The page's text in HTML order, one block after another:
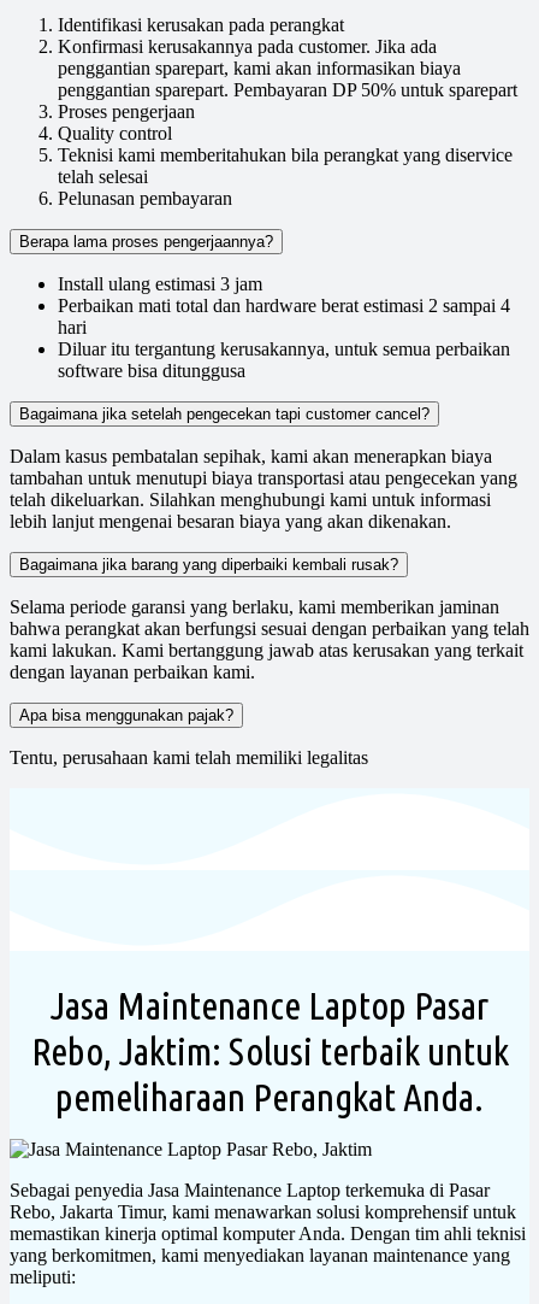
Identifikasi kerusakan pada perangkat
Konfirmasi kerusakannya pada customer. Jika ada
penggantian sparepart, kami akan informasikan biaya
penggantian sparepart. Pembayaran DP 50% untuk sparepart
Proses pengerjaan
Quality control
Teknisi kami memberitahukan bila perangkat yang diservice
telah selesai
Pelunasan pembayaran
Berapa lama proses pengerjaannya?
Install ulang estimasi 3 jam
Perbaikan mati total dan hardware berat estimasi 2 sampai 4
hari
Diluar itu tergantung kerusakannya, untuk semua perbaikan
software bisa ditunggusa
Bagaimana jika setelah pengecekan tapi customer cancel?
Dalam kasus pembatalan sepihak, kami akan menerapkan biaya
tambahan untuk menutupi biaya transportasi atau pengecekan yang
telah dikeluarkan. Silahkan menghubungi kami untuk informasi
lebih lanjut mengenai besaran biaya yang akan dikenakan.
Bagaimana jika barang yang diperbaiki kembali rusak?
Selama periode garansi yang berlaku, kami memberikan jaminan
bahwa perangkat akan berfungsi sesuai dengan perbaikan yang telah
kami lakukan. Kami bertanggung jawab atas kerusakan yang terkait
dengan layanan perbaikan kami.
Apa bisa menggunakan pajak?
Tentu, perusahaan kami telah memiliki legalitas
Jasa Maintenance Laptop Pasar
Rebo, Jaktim: Solusi terbaik untuk
pemeliharaan Perangkat Anda.
Sebagai penyedia Jasa Maintenance Laptop terkemuka di Pasar
Rebo, Jakarta Timur, kami menawarkan solusi komprehensif untuk
memastikan kinerja optimal komputer Anda. Dengan tim ahli teknisi
yang berkomitmen, kami menyediakan layanan maintenance yang
meliputi: